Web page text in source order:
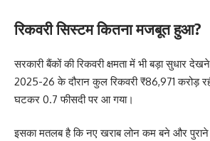
रिकवरी सिस्टम कितना मजबूत हुआ?
सरकारी बैंकों की रिकवरी क्षमता में भी बड़ा सुधार देखने
2025-26 के दौरान कुल रिकवरी ₹86,971 करोड़
घटकर 0.7 फीसदी पर आ गया।
इसका मतलब है कि नए खराब लोन कम बने और पुराने